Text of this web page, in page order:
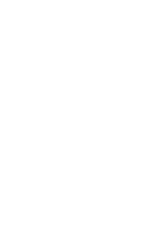
de la
peut décorer le sien
et d'ajouter des
passera pas
même modèle de